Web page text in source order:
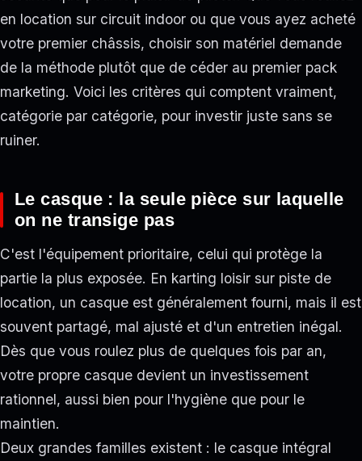
en location sur circuit indoor ou que vous ayez acheté
votre premier châssis, choisir son matériel demande
de la méthode plutôt que de céder au premier pack
marketing. Voici les critères qui comptent vraiment,
catégorie par catégorie, pour investir juste sans se
ruiner.
Le casque : la seule pièce sur laquelle
on ne transige pas
C'est l'équipement prioritaire, celui qui protège la
partie la plus exposée. En karting loisir sur piste de
location, un casque est généralement fourni, mais il est
souvent partagé, mal ajusté et d'un entretien inégal.
Dès que vous roulez plus de quelques fois par an,
votre propre casque devient un investissement
rationnel, aussi bien pour l'hygiène que pour le
maintien.
Deux grandes familles existent : le casque intégral